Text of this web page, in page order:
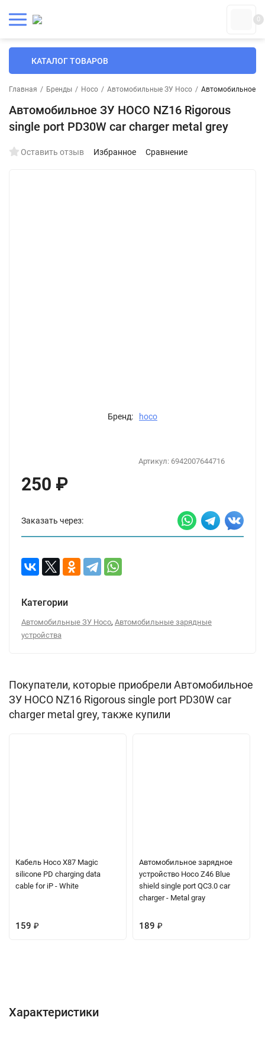
0
КАТАЛОГ ТОВАРОВ
Главная / Бренды / Hoco / Автомобильные ЗУ Hoco / Автомобильное
Автомобильное ЗУ HOCO NZ16 Rigorous
single port PD30W car charger metal grey
Оставить отзыв Избранное Сравнение
Бренд: hoco
Артикул: 6942007644716
250 ₽
Заказать через:
Категории
Автомобильные ЗУ Hoco, Автомобильные зарядные
устройства
Покупатели, которые приобрели Автомобильное
ЗУ HOCO NZ16 Rigorous single port PD30W car
charger metal grey, также купили
Кабель Hoco X87 Magic
silicone PD charging data
cable for iP - White
159 ₽
Автомобильное зарядное
устройство Hoco Z46 Blue
shield single port QC3.0 car
charger - Metal gray
189 ₽
Характеристики